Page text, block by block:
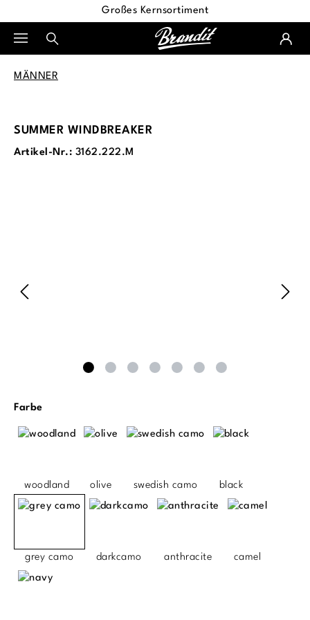
Großes Kernsortiment
MÄNNER
SUMMER WINDBREAKER
Artikel-Nr.: 3162.222.M
Farbeauswählen
woodland olive swedish camo black
grey camo darkcamo anthracite camel